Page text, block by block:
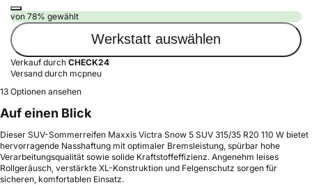
von 78% gewählt
Werkstatt auswählen
Verkauf durch CHECK24
Versand durch mcpneu
13 Optionen ansehen
Auf einen Blick
Dieser SUV-Sommerreifen Maxxis Victra Snow 5 SUV 315/35 R20 110 W bietet
hervorragende Nasshaftung mit optimaler Bremsleistung, spürbar hohe
Verarbeitungsqualität sowie solide Kraftstoffeffizienz. Angenehm leises
Rollgeräusch, verstärkte XL-Konstruktion und Felgenschutz sorgen für
sicheren, komfortablen Einsatz.